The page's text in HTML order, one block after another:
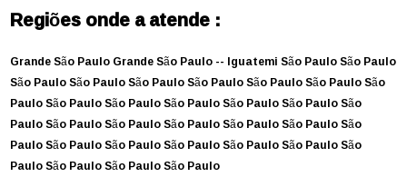
Regiões onde a atende :
Grande São PauloGrande São Paulo -- IguatemiSão PauloSão Paulo
São PauloSão PauloSão PauloSão PauloSão PauloSão PauloSão
PauloSão PauloSão PauloSão PauloSão PauloSão PauloSão
PauloSão PauloSão PauloSão PauloSão PauloSão PauloSão
PauloSão PauloSão PauloSão PauloSão PauloSão PauloSão
PauloSão PauloSão PauloSão Paulo